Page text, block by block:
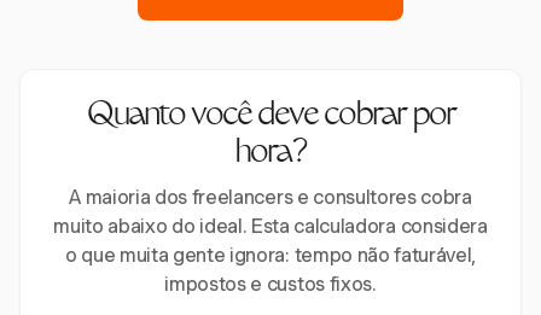
Quanto você deve cobrar por
hora?
A maioria dos freelancers e consultores cobra
muito abaixo do ideal. Esta calculadora considera
o que muita gente ignora: tempo não faturável,
impostos e custos fixos.